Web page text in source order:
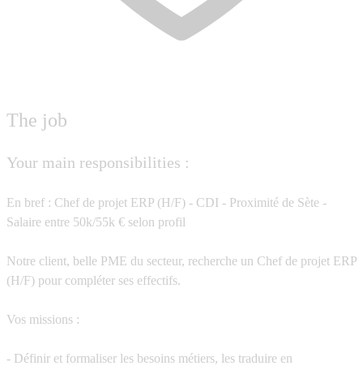
The job
Your main responsibilities :
En bref : Chef de projet ERP (H/F) - CDI - Proximité de Sète -
Salaire entre 50k/55k € selon profil
Notre client, belle PME du secteur, recherche un Chef de projet ERP
(H/F) pour compléter ses effectifs.
Vos missions :
- Définir et formaliser les besoins métiers, les traduire en